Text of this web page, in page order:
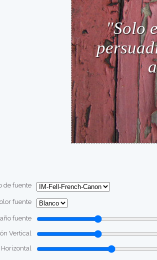
de fuente
fuente
fuente
Vertical
Horizontal